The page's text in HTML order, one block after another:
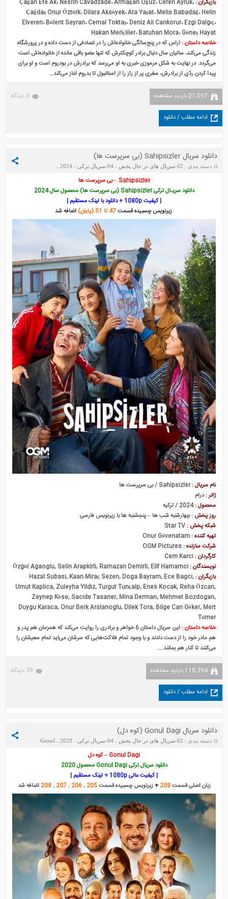
بازیگران : Çağan Efe Ak،Nesrin Cavadzade،Armağan Oğuz،Ceren Ayruk،
Çağdaş Onur Öztürk،Dilara Aksüyek،Ata Yaşat،Melis Babadağ،Helin
Elveren،Bülent Seyran،Cemal Toktaş،Deniz Ali Cankorur،Ezgi Dalgıç،
Hakan Meriçliler،Batuhan Mora،Güneş Hayat
خلاصه داستان :آراس که در پنج‌سالگی خانواده‌اش را در تصادفی از دست داده و در پرورشگاه
زندگی می‌کند، سالیان سال دنبال برادر کوچکترش که تنها عضو باقی مانده از خانواده‌اش است
می‌گردد. در نهایت به شکل مرموزی خبری به او می‌رسد که برادرش در بودروم است و او برای
پیدا کردن ردّی از برادرش، سفری پر از راز را از استانبول تا بدروم آغاز می‌کند…
21,097 بازدید مشاهده 0 دیدگاه
ادامه مطلب / دانلود
دانلود سریال Sahipsizler (بی سرپرست ها)
دسته بندی : 02-سریال های در حال پخش ،04-سریال ترکی ،2024 ،
تاریخ : سه‌شنبه 14 جولای 2026
Sahipsizler – بی سرپرست ها
دانلود سریـال ترکی Sahipsizler (بی سرپرست ها) محصول سال 2024
| کیفیت 1080p + دانلود با لینک مستقیم |
زیرنویس چسبیده قسمت47 تا 51 (پایان) اضافه شد
نام سریال :Sahipsizler / بی سرپرست ها
ژانر :درام
محصول :2024 / ترکیه
روز پخش :چهارشنبه شب ها – پنجشنبه ها با زیرنویس فارسی
شبکه پخش :Star TV
تهیه کننده :Onur Güvenatam
شرکت سازنده :OGM Pictures
کارگردان :Cem Karci
نویسندگان :Özgür Agaoglu, Selin Arapkirli, Ramazan Demirli, Elif Hamamci
بازیگران :Hazal Subasi, Kaan Miraç Sezen, Doga Bayram, Ece Bagci,
Umut Kaplica, Zuleyha Yildiz, Turgut Tunçalp, Enes Kocak, Reha Özcan,
Zeynep Köse, Sacide Tasaner, Mina Derman, Mehmet Bozdogan,
Duygu Karaca, Onur Berk Arslanoglu, Dilek Tora, Bilge Can Göker, Mert
Tümer
خلاصه داستان :
این سریال داستان 6 خواهر و برادری را روایت می‌کند که همزمان هم پدر و
هم مادر خود را از دست دادند و با وجود تمام فلاکت‌هایی که سرشان می‌آید تمام سعیشان را
می‌کنند تا کنار هم بمانند….
118,394 بازدید مشاهده 39 دیدگاه
ادامه مطلب / دانلود
دانلود سریال Gonul Dagi (کوه دل)
دسته بندی : 02-سریال های در حال پخش ،04-سریال ترکی ، 2020 ، Gonul
فیلم تاریخ : یکشنبه 21 ژوئن 2026
Gonul Dagi – کوه دل
دانلود سریال ترکی Gonul Dagi محصول 2020
| کیفیت عالی 1080p + لینک مستقیم |
زبان اصلی قسمت208
+زیرنویس چسبیده قسمت205 , 206 , 207 , 208 اضافه شد